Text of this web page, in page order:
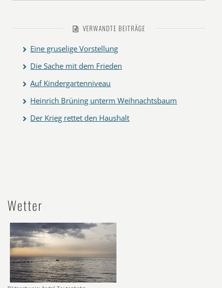
VERWANDTE BEITRÄGE
Eine gruselige Vorstellung
Die Sache mit dem Frieden
Auf Kindergartenniveau
Heinrich Brüning unterm Weihnachtsbaum
Der Krieg rettet den Haushalt
Wetter